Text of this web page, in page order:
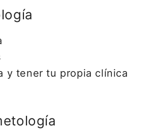
y tener tu propia clínica